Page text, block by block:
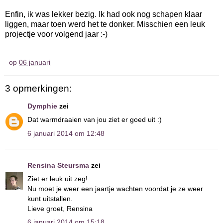
Enfin, ik was lekker bezig. Ik had ook nog schapen klaar
liggen, maar toen werd het te donker. Misschien een leuk
projectje voor volgend jaar :-)
op 06 januari
3 opmerkingen:
Dymphie zei
Dat warmdraaien van jou ziet er goed uit :)
6 januari 2014 om 12:48
Rensina Steursma zei
Ziet er leuk uit zeg!
Nu moet je weer een jaartje wachten voordat je ze weer
kunt uitstallen.
Lieve groet, Rensina